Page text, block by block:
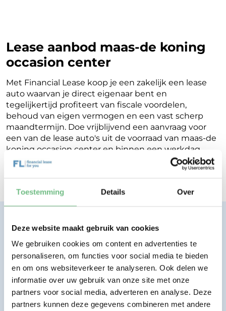
Toestemming Details Over
Deze website maakt gebruik van cookies
We gebruiken cookies om content en advertenties te
personaliseren, om functies voor social media te bieden
en om ons websiteverkeer te analyseren. Ook delen we
informatie over uw gebruik van onze site met onze
partners voor social media, adverteren en analyse. Deze
partners kunnen deze gegevens combineren met andere
Lease aanbod maas-de koning
occasion center
Met Financial Lease koop je een zakelijk een lease
auto waarvan je direct eigenaar bent en
tegelijkertijd profiteert van fiscale voordelen,
behoud van eigen vermogen en een vast scherp
maandtermijn. Doe vrijblijvend een aanvraag voor
een van de lease auto's uit de voorraad van maas-de
koning occasion center en binnen een werkdag
ontvang je terugkoppeling op de mogelijkheden
voor jouw Financial Lease.
Financial lease zonder zorgen.
Eenvoudig, transparant, vertrouwd.
Bekijk lease aanbod